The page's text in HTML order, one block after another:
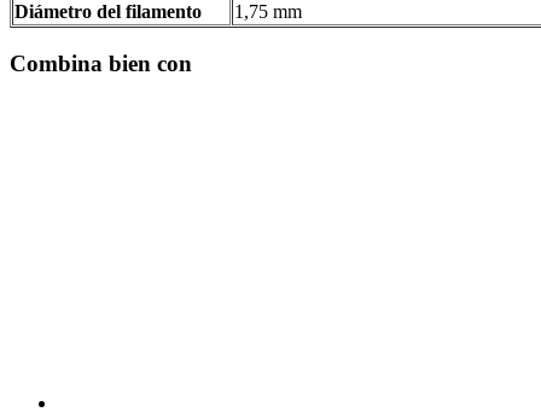
Diámetro del filamento
1,75 mm
Combina bien con